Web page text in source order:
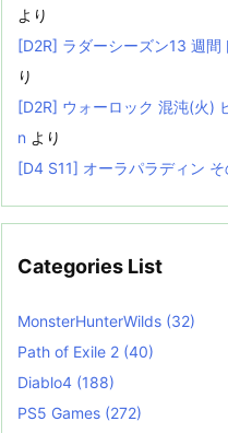
より
[D2R] ラダーシーズン13 週
り
[D2R] ウォーロック 混沌(火)
n より
[D4 S11] オーラパラディン そ
Categories List
MonsterHunterWilds (32)
Path of Exile 2 (40)
Diablo4 (188)
PS5 Games (272)